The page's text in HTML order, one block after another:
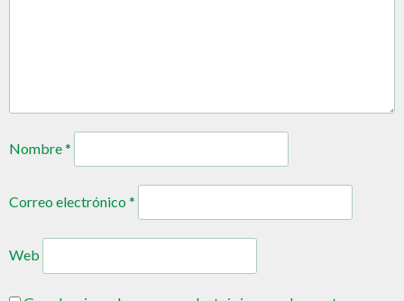
Nombre*
Correo electrónico*
Web